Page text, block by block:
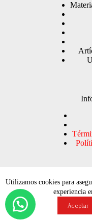
Utilizamos cookies para
experiencia
Aceptar
© 2024 Súper Baratillo.